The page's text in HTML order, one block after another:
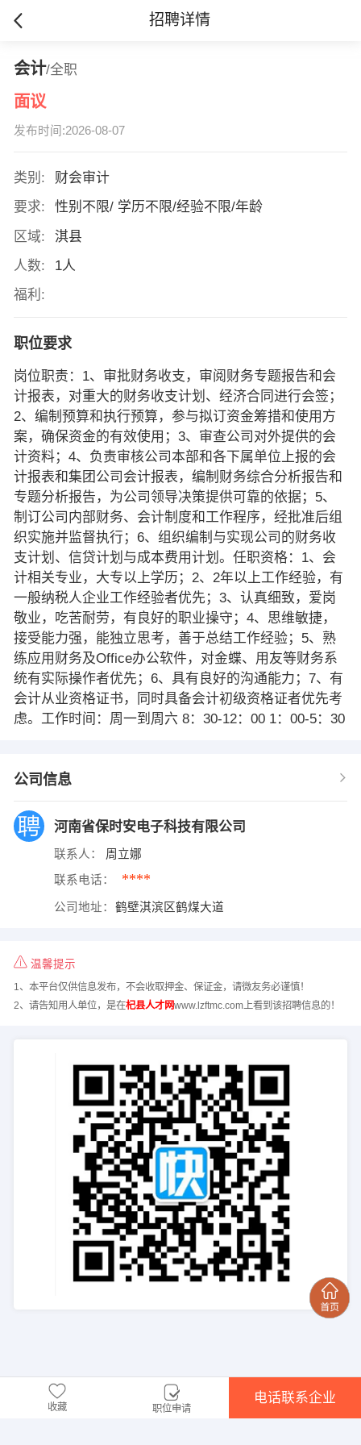
招聘详情
会计/全职
面议
发布时间:2026-08-07
类别:
财会审计
要求:
性别不限/ 学历不限/经验不限/年龄
区域:
淇县
人数:
1人
福利:
职位要求
岗位职责：1、审批财务收支，审阅财务专题报告和会
计报表，对重大的财务收支计划、经济合同进行会签；
2、编制预算和执行预算，参与拟订资金筹措和使用方
案，确保资金的有效使用；3、审查公司对外提供的会
计资料；4、负责审核公司本部和各下属单位上报的会
计报表和集团公司会计报表，编制财务综合分析报告和
专题分析报告，为公司领导决策提供可靠的依据；5、
制订公司内部财务、会计制度和工作程序，经批准后组
织实施并监督执行；6、组织编制与实现公司的财务收
支计划、信贷计划与成本费用计划。任职资格：1、会
计相关专业，大专以上学历；2、2年以上工作经验，有
一般纳税人企业工作经验者优先；3、认真细致，爱岗
敬业，吃苦耐劳，有良好的职业操守；4、思维敏捷，
接受能力强，能独立思考，善于总结工作经验；5、熟
练应用财务及Office办公软件，对金蝶、用友等财务系
统有实际操作者优先；6、具有良好的沟通能力；7、有
会计从业资格证书，同时具备会计初级资格证者优先考
虑。工作时间：周一到周六 8：30-12：00 1：00-5：30
公司信息
河南省保时安电子科技有限公司
联系人： 周立娜
联系电话： ****
公司地址： 鹤壁淇滨区鹤煤大道
温馨提示
1、本平台仅供信息发布，不会收取押金、保证金，请微友务必谨慎！
2、请告知用人单位，是在杞县人才网www.lzftmc.com上看到该招聘信息的！
收藏 职位申请
电话联系企业